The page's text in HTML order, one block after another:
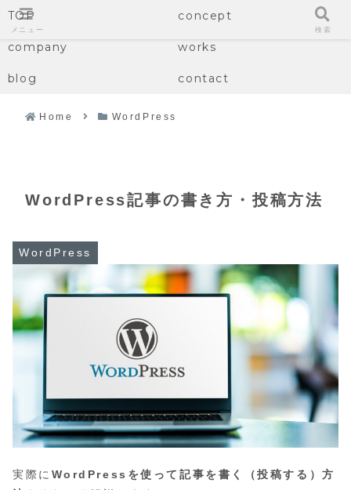
TOP concept
company works
blog contact
Home WordPress
WordPress記事の書き方・投稿方法
WordPress
実際に WordPressを使って記事を書く（投稿する）方
メニュー 検索